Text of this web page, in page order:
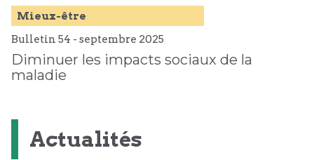
Mieux-être
Bulletin 54 - septembre 2025
Diminuer les impacts sociaux de la
maladie
Actualités